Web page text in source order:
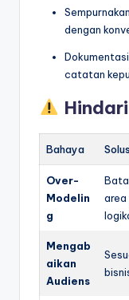
dengan
catatan
Bahaya
Over-
Modelin
g
area
Mengab
aikan
Audiens